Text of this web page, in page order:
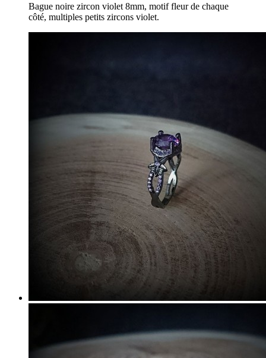
Bague noire zircon violet 8mm, motif fleur de chaque
côté, multiples petits zircons violet.